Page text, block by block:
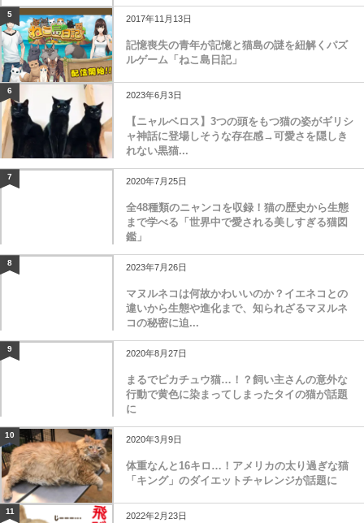
5 2017年11月13日
記憶喪失の青年が記憶と猫島の謎を紐解くパズ
ルゲーム「ねこ島日記」
6 2023年6月3日
【ニャルベロス】3つの頭をもつ猫の姿がギリシ
ャ神話に登場しそうな存在感→可愛さを隠しき
れない黒猫...
7 2020年7月25日
全48種類のニャンコを収録！猫の歴史から生態
まで学べる「世界中で愛される美しすぎる猫図
鑑」
8 2023年7月26日
マヌルネコは何故かわいいのか？イエネコとの
違いから生態や進化まで、知られざるマヌルネ
コの秘密に迫...
9 2020年8月27日
まるでピカチュウ猫…！？飼い主さんの意外な
行動で黄色に染まってしまったタイの猫が話題
に
10 2020年3月9日
体重なんと16キロ…！アメリカの太り過ぎな猫
「キング」のダイエットチャレンジが話題に
11 2022年2月23日